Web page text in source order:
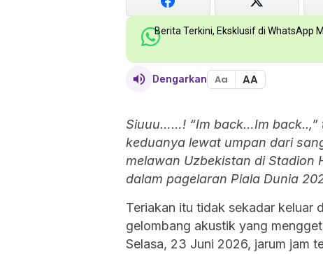
Berita Terkini, Eksklusif di WhatsApp
Dengarkan Aa AA
Siuuu……! “Im back…Im back..,”
keduanya lewat umpan dari
melawan Uzbekistan di Stadion
dalam pagelaran Piala Dunia
Teriakan itu tidak sekadar keluar
gelombang akustik yang
Selasa, 23 Juni 2026, jarum jam